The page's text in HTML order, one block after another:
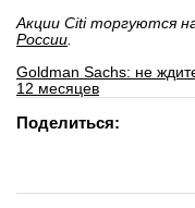
Акции Citiторгуются
России
Goldman Sachs: не
12 месяцев
Поделиться: